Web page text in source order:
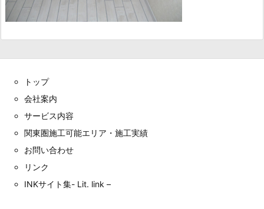
トップ
会社案内
サービス内容
関東圏施工可能エリア・施工実績
お問い合わせ
リンク
INKサイト集- Lit. link –